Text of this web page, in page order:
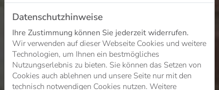
Datenschutzhinweise
Ihre Zustimmung können Sie jederzeit widerrufen.
Wir verwenden auf dieser Webseite Cookies und weitere
Technologien, um Ihnen ein bestmögliches
Nutzungserlebnis zu bieten. Sie können das Setzen von
Cookies auch ablehnen und unsere Seite nur mit den
technisch notwendigen Cookies nutzen. Weitere